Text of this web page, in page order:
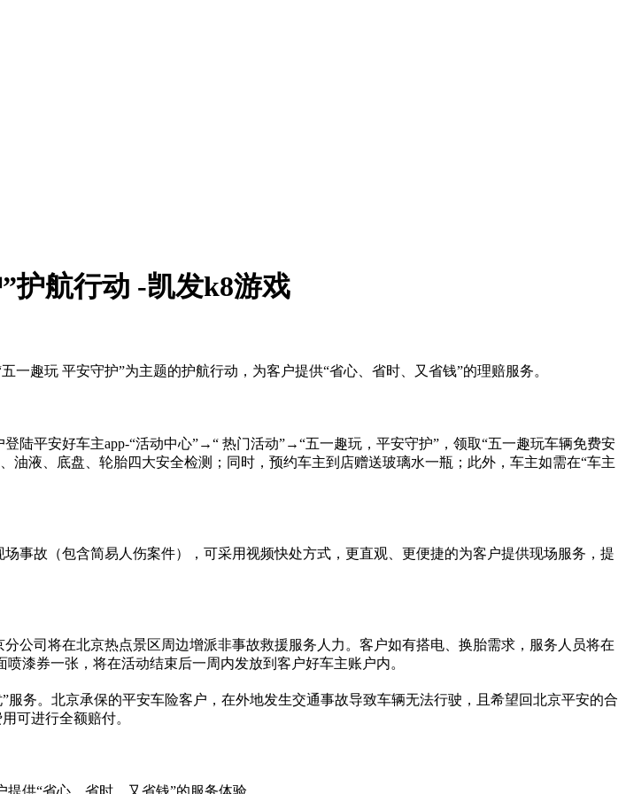
护航行动 -凯发k8游戏
趣玩 平安守护”为主题的护航行动，为客户提供“省心、省时、又省钱”的理赔服务。
陆平安好车主app-“活动中心”→“ 热门活动”→“五一趣玩，平安守护”，领取“五一趣玩车辆免费安
液、底盘、轮胎四大安全检测；同时，预约车主到店赠送玻璃水一瓶；此外，车主如需在“车主
事故（包含简易人伤案件），可采用视频快处方式，更直观、更便捷的为客户提供现场服务，提
公司将在北京热点景区周边增派非事故救援服务人力。客户如有搭电、换胎需求，服务人员将在
漆券一张，将在活动结束后一周内发放到客户好车主账户内。
务。北京承保的平安车险客户，在外地发生交通事故导致车辆无法行驶，且希望回北京平安的合
可进行全额赔付。
供“省心、省时、又省钱”的服务体验。